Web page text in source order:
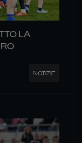
LA
NOTIZIE